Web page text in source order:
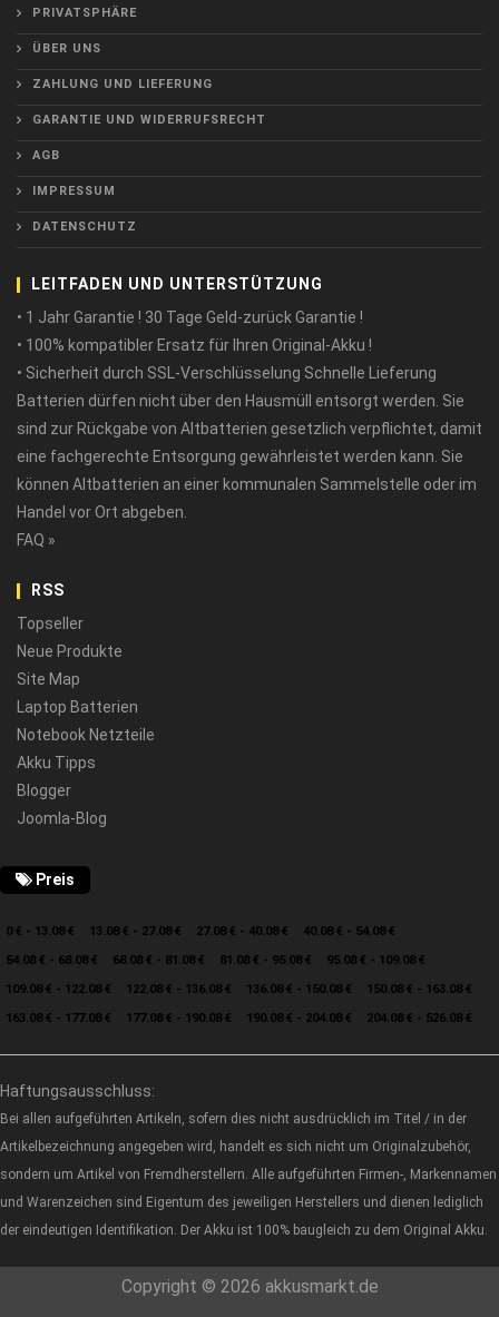
PRIVATSPHÄRE
ÜBER UNS
ZAHLUNG UND LIEFERUNG
GARANTIE UND WIDERRUFSRECHT
AGB
IMPRESSUM
DATENSCHUTZ
LEITFADEN UND UNTERSTÜTZUNG
• 1 Jahr Garantie ! 30 Tage Geld-zurück Garantie !
• 100% kompatibler Ersatz für Ihren Original-Akku !
• Sicherheit durch SSL-Verschlüsselung Schnelle Lieferung
Batterien dürfen nicht über den Hausmüll entsorgt werden. Sie
sind zur Rückgabe von Altbatterien gesetzlich verpflichtet, damit
eine fachgerechte Entsorgung gewährleistet werden kann. Sie
können Altbatterien an einer kommunalen Sammelstelle oder im
Handel vor Ort abgeben.
FAQ »
RSS
Topseller
Neue Produkte
Site Map
Laptop Batterien
Notebook Netzteile
Akku Tipps
Blogger
Joomla-Blog
Preis
0 € - 13.08 € 13.08 € - 27.08 € 27.08 € - 40.08 €
40.08 € - 54.08 €
54.08 € - 68.08 €
68.08 € - 81.08 € 81.08 € - 95.08 €
95.08 € - 109.08 €
109.08 € - 122.08 €
122.08 € - 136.08 € 136.08 € - 150.08 €
150.08 € - 163.08 €
163.08 € - 177.08 €
177.08 € - 190.08 € 190.08 € - 204.08 € 204.08 € - 526.08 €
Haftungsausschluss:
Bei allen aufgeführten Artikeln, sofern dies nicht ausdrücklich im Titel / in der
Artikelbezeichnung angegeben wird, handelt es sich nicht um Originalzubehör,
sondern um Artikel von Fremdherstellern. Alle aufgeführten Firmen-, Markennamen
und Warenzeichen sind Eigentum des jeweiligen Herstellers und dienen lediglich
der eindeutigen Identifikation. Der Akku ist 100% baugleich zu dem Original Akku.
Copyright © 2026 akkusmarkt.de